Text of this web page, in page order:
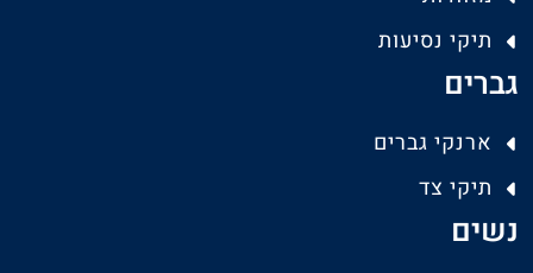
תיקי נסיעות
גברים
ארנקי גברים
תיקי צד
נשים